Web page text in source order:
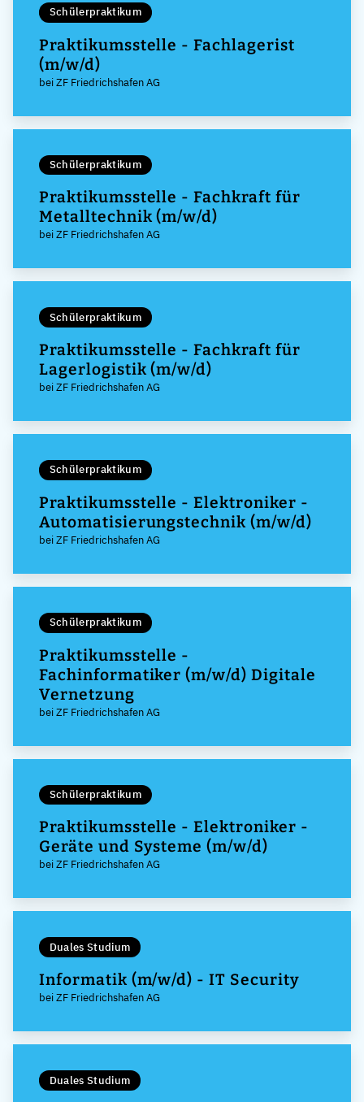
Schülerpraktikum
Praktikumsstelle - Fachlagerist
(m/w/d)
bei ZF Friedrichshafen AG
Schülerpraktikum
Praktikumsstelle - Fachkraft für
Metalltechnik (m/w/d)
bei ZF Friedrichshafen AG
Schülerpraktikum
Praktikumsstelle - Fachkraft für
Lagerlogistik (m/w/d)
bei ZF Friedrichshafen AG
Schülerpraktikum
Praktikumsstelle - Elektroniker -
Automatisierungstechnik (m/w/d)
bei ZF Friedrichshafen AG
Schülerpraktikum
Praktikumsstelle -
Fachinformatiker (m/w/d) Digitale
Vernetzung
bei ZF Friedrichshafen AG
Schülerpraktikum
Praktikumsstelle - Elektroniker -
Geräte und Systeme (m/w/d)
bei ZF Friedrichshafen AG
Duales Studium
Informatik (m/w/d) - IT Security
bei ZF Friedrichshafen AG
Duales Studium